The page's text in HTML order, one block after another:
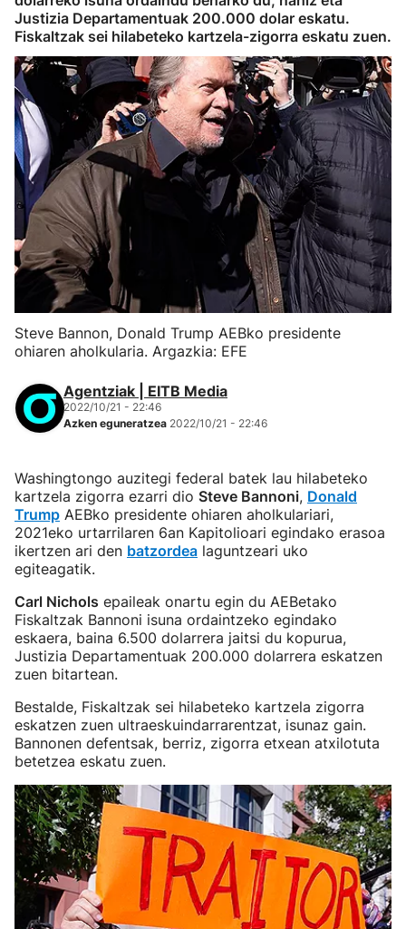
Justizia Departamentuak 200.000 dolar eskatu.
Fiskaltzak sei hilabeteko kartzela-zigorra eskatu zuen.
Steve Bannon, Donald Trump AEBko presidente
ohiaren aholkularia. Argazkia: EFE
Agentziak | EITB Media
2022/10/21 - 22:46
Azken eguneratzea 2022/10/21 - 22:46
Washingtongo auzitegi federal batek lau hilabeteko
kartzela zigorra ezarri dio Steve Bannoni, Donald
Trump AEBko presidente ohiaren aholkulariari,
2021eko urtarrilaren 6an Kapitolioari egindako erasoa
ikertzen ari den batzordea laguntzeari uko
egiteagatik.
Carl Nichols epaileak onartu egin du AEBetako
Fiskaltzak Bannoni isuna ordaintzeko egindako
eskaera, baina 6.500 dolarrera jaitsi du kopurua,
Justizia Departamentuak 200.000 dolarrera eskatzen
zuen bitartean.
Bestalde, Fiskaltzak sei hilabeteko kartzela zigorra
eskatzen zuen ultraeskuindarrarentzat, isunaz gain.
Bannonen defentsak, berriz, zigorra etxean atxilotuta
betetzea eskatu zuen.